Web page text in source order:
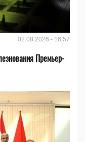
02.08.2026 - 16:57
Премьер-